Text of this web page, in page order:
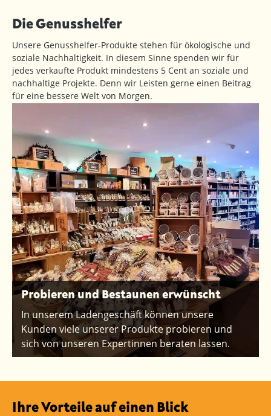
Die Genusshelfer
Unsere Genusshelfer-Produkte stehen für ökologische und
soziale Nachhaltigkeit. In diesem Sinne spenden wir für
jedes verkaufte Produkt mindestens 5 Cent an soziale und
nachhaltige Projekte. Denn wir Leisten gerne einen Beitrag
für eine bessere Welt von Morgen.
Probieren und Bestaunen erwünscht
In unserem Ladengeschäft können unsere
Kunden viele unserer Produkte probieren und
sich von unseren Expertinnen beraten lassen.
Ihre Vorteile auf einen Blick